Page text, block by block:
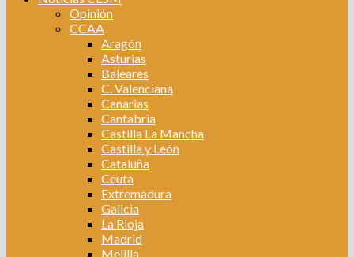
Opinión
CCAA
Aragón
Asturias
Baleares
C. Valenciana
Canarias
Cantabria
Castilla La Mancha
Castilla y León
Cataluña
Ceuta
Extremadura
Galicia
La Rioja
Madrid
Melilla